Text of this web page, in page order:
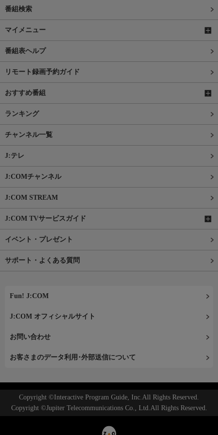
番組検索
マイメニュー
番組表ヘルプ
リモート録画予約ガイド
おすすめ番組
ランキング
チャンネル一覧
J:テレ
J:COMチャンネル
J:COM STREAM
J:COM TVサービスガイド
イベント・プレゼント
サポート・よくある質問
Fun! J:COM
J:COM オフィシャルサイト
お問い合わせ
お客さまのデータ利用･外部送信について
Copyright ©Interactive Program Guide, Inc.All Rights Reserved.
Copyright ©Jupiter Telecommunications Co., Ltd.All Rights Reserved.